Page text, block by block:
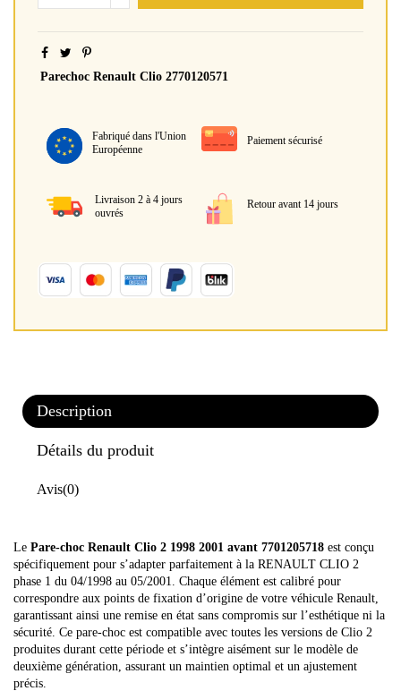
Parechoc Renault Clio 2770120571
Fabriqué dans l'Union
Européenne
Paiement sécurisé
Livraison 2 à 4 jours
ouvrés
Retour avant 14 jours
Description
Détails du produit
Avis(0)
Le Pare-choc Renault Clio 2 1998 2001 avant 7701205718 est conçu
spécifiquement pour s’adapter parfaitement à la RENAULT CLIO 2
phase 1 du 04/1998 au 05/2001. Chaque élément est calibré pour
correspondre aux points de fixation d’origine de votre véhicule Renault,
garantissant ainsi une remise en état sans compromis sur l’esthétique ni la
sécurité. Ce pare-choc est compatible avec toutes les versions de Clio 2
produites durant cette période et s’intègre aisément sur le modèle de
deuxième génération, assurant un maintien optimal et un ajustement
précis.